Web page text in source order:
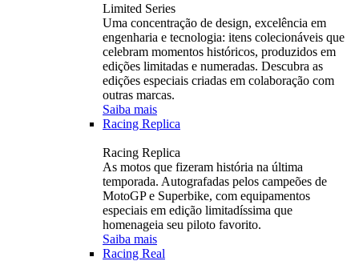
Limited Series
Uma concentração de design, excelência em
engenharia e tecnologia: itens colecionáveis ​​que
celebram momentos históricos, produzidos em
edições limitadas e numeradas. Descubra as
edições especiais criadas em colaboração com
outras marcas.
Saiba mais
Racing Replica
Racing Replica
As motos que fizeram história na última
temporada. Autografadas pelos campeões de
MotoGP e Superbike, com equipamentos
especiais em edição limitadíssima que
homenageia seu piloto favorito.
Saiba mais
Racing Real